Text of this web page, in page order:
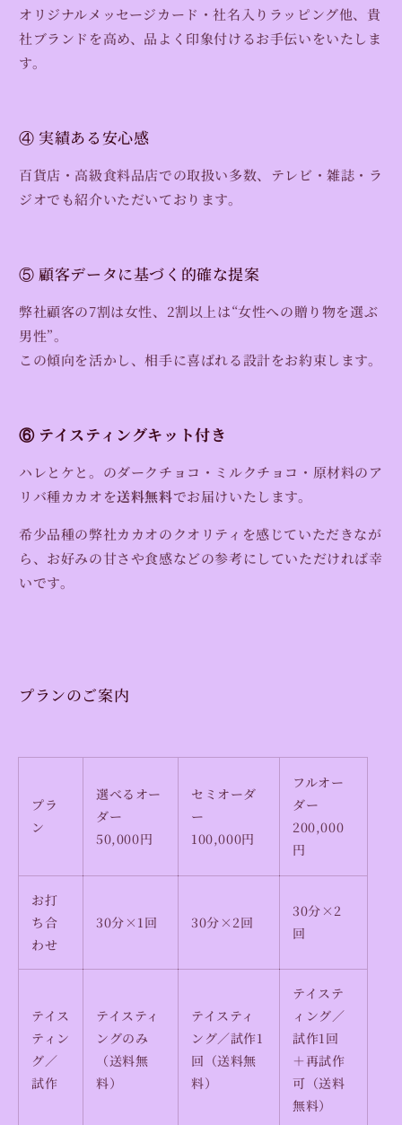
オリジナルメッセージカード・社名入りラッピング他、貴
社ブランドを高め、品よく印象付けるお手伝いをいたしま
す。
④ 実績ある安心感
百貨店・高級食料品店での取扱い多数、テレビ・雑誌・ラ
ジオでも紹介いただいております。
⑤ 顧客データに基づく的確な提案
弊社顧客の7割は女性、2割以上は“女性への贈り物を選ぶ
男性”。
この傾向を活かし、相手に喜ばれる設計をお約束します。
⑥ テイスティングキット付き
ハレとケと。のダークチョコ・ミルクチョコ・原材料のア
リバ種カカオを送料無料でお届けいたします。
希少品種の弊社カカオのクオリティを感じていただきなが
ら、お好みの甘さや食感などの参考にしていただければ幸
いです。
プランのご案内
プラ
ン
選べるオー
ダー
50,000円
セミオーダ
ー
100,000円
フルオー
ダー
200,000
円
お打
ち合
わせ
30分×1回 30分×2回
30分×2
回
テイス
ティン
グ／
試作
テイスティ
ングのみ
（送料無
料）
テイスティ
ング／試作1
回（送料無
料）
テイステ
ィング／
試作1回
＋再試作
可（送料
無料）